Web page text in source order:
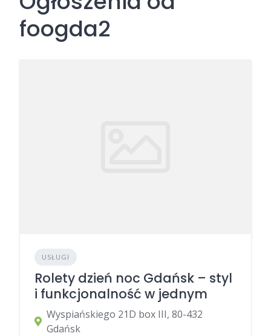
foogda2
USŁUGI
Rolety dzień noc Gdańsk – styl
i funkcjonalność w jednym
Wyspiańskiego 21D box III, 80-432
Gdańsk